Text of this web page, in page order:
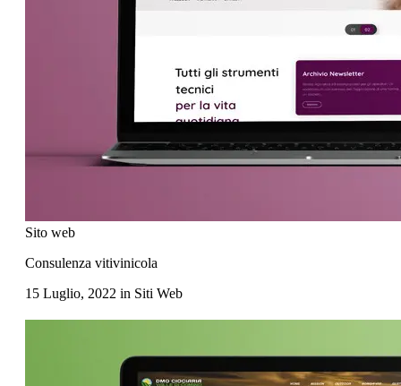
Sito web
Consulenza vitivinicola
15 Luglio, 2022 in Siti Web